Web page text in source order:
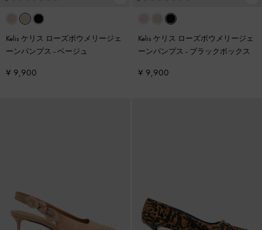
Kelis ケリス ローズボウメリージェ
ーンパンプス -ベージュ
¥ 9,900
Kelis ケリス ローズボウメリージェ
ーンパンプス - ブラックボックス
¥ 9,900